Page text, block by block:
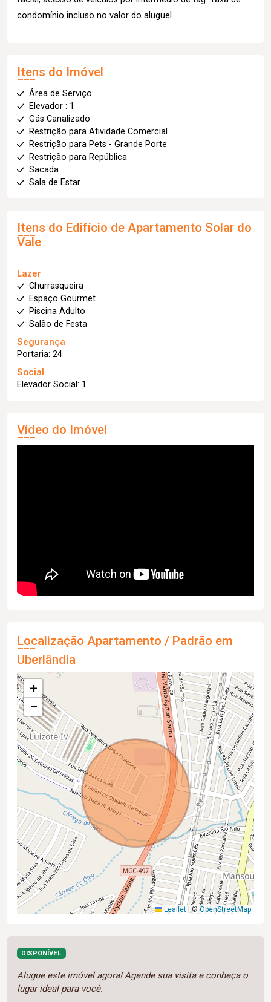
condomínio incluso no valor do aluguel.
Itens do Imóvel
Área de Serviço
Elevador : 1
Gás Canalizado
Restrição para Atividade Comercial
Restrição para Pets - Grande Porte
Restrição para República
Sacada
Sala de Estar
Itens do Edifício de Apartamento Solar do
Vale
Lazer
Churrasqueira
Espaço Gourmet
Piscina Adulto
Salão de Festa
Segurança
Portaria: 24
Social
Elevador Social: 1
Vídeo do Imóvel
Localização Apartamento / Padrão em
Uberlândia
+
−
Leaflet ©OpenStreetMap
DISPONÍVEL
Alugue este imóvel agora! Agende sua visita e conheça o
lugar ideal para você.